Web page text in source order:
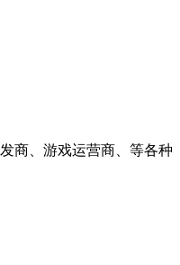
商、游戏运营商、等各种